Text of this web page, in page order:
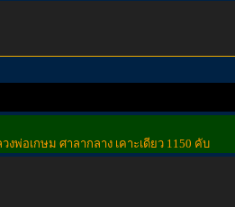
พ่อเกษม ศาลากลาง เคาะเดียว 1150 คับ